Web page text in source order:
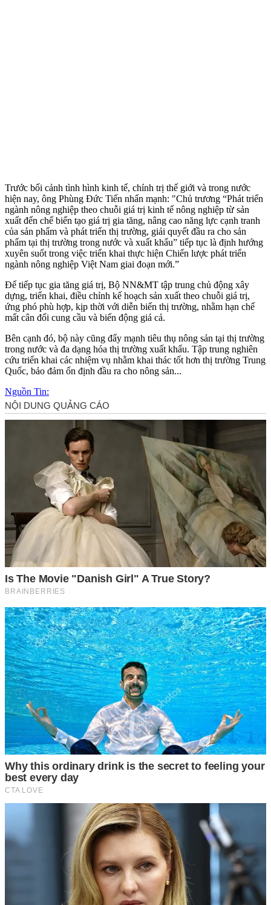
Trước bối cảnh tình hình kinh tế, chính trị thế giới và trong nước
hiện nay, ông Phùng Đức Tiến nhấn mạnh: "Chủ trương “Phát triển
ngành nông nghiệp theo chuỗi giá trị kinh tế nông nghiệp từ sản
xuất đến chế biến tạo giá trị gia tăng, nâng cao năng lực cạnh tranh
của sản phẩm và phát triển thị trường, giải quyết đầu ra cho sản
phẩm tại thị trường trong nước và xuất khẩu” tiếp tục là định hướng
xuyên suốt trong việc triển khai thực hiện Chiến lược phát triển
ngành nông nghiệp Việt Nam giai đoạn mới.”
Để tiếp tục gia tăng giá trị, Bộ NN&MT tập trung chủ động xây
dựng, triển khai, điều chỉnh kế hoạch sản xuất theo chuỗi giá trị,
ứng phó phù hợp, kịp thời với diễn biến thị trường, nhằm hạn chế
mất cân đối cung cầu và biến động giá cả.
Bên cạnh đó, bộ này cũng đẩy mạnh tiêu thụ nông sản tại thị trường
trong nước và đa dạng hóa thị trường xuất khẩu. Tập trung nghiên
cứu triển khai các nhiệm vụ nhằm khai thác tốt hơn thị trường Trung
Quốc, bảo đảm ổn định đầu ra cho nông sản...
Nguồn Tin: